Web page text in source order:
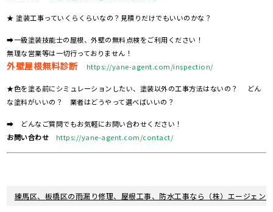
★ 塗装工事っていくらくらいなの？見積りだけでもいいのかな？
➡一級塗装技能士の屋根、外壁の無料点検をご利用ください！
無理な営業等は一切行っておりません！
外壁屋根無料診断 https://yane-agent.com/inspection/
★色を塗る前にシミュレーションしたい、塗装以外の工事方法はないの？ どん
な塗料がいいの？ 業者はどうやって選べばいいの？
➡ どんなご質問でもお気軽にお問い合わせください！
お問い合わせ
https://yane-agent.com/contact/
練馬区、板橋区の雨漏り修理、屋根工事、防水工事なら（株）エージェント